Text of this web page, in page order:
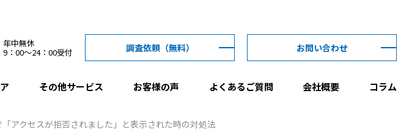
年中無休
9：00 24：00受付 調査依頼（無料） お問い合わせ
その他サービス お客様の声 よくあるご質問 会社概要 コラム
アクセスが拒否されました」と表示された時の対処法